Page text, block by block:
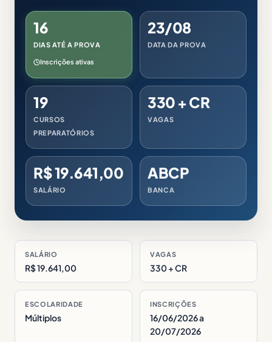
16
DIAS ATÉ A PROVA
Inscrições ativas
23/08
DATA DA PROVA
19
CURSOS
PREPARATÓRIOS
330 + CR
VAGAS
R$ 19.641,00
SALÁRIO
ABCP
BANCA
SALÁRIO
R$ 19.641,00
VAGAS
330 + CR
ESCOLARIDADE
Múltiplos
INSCRIÇÕES
16/06/2026 a
20/07/2026